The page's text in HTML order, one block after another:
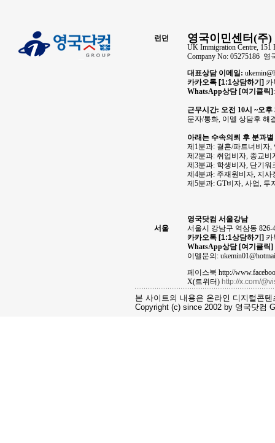
런던 영국이민센터(주
UK Immigration Centre,
Company No: 05275186
대표상담 이메일:
카카오톡 [1:1상담하기] 카
WhatsApp상담 [여기클릭]
근무시간: 오전 10시 ~오
문자/통화, 이멜 상담후 해
아래는 수속의뢰 후 분과
제1분과: 결혼/파트너비자,
제2분과: 취업비자, 종교비
제3분과: 학생비자, 단기워
제4분과: 주재원비자, 지
제5분과: GT비자, 사업, 투
서울
영국닷컴 서울강남
서울시 강남구 역삼동
카카오톡 [1:1상담하기] 카
WhatsApp상담 [여기클릭]
이멜문의:
페이스북 http://
X(트위터) http://x.com/
본 사이트의 내용은 온라인 디지털콘
Copyright (c) since 2002 by 영국닷컴